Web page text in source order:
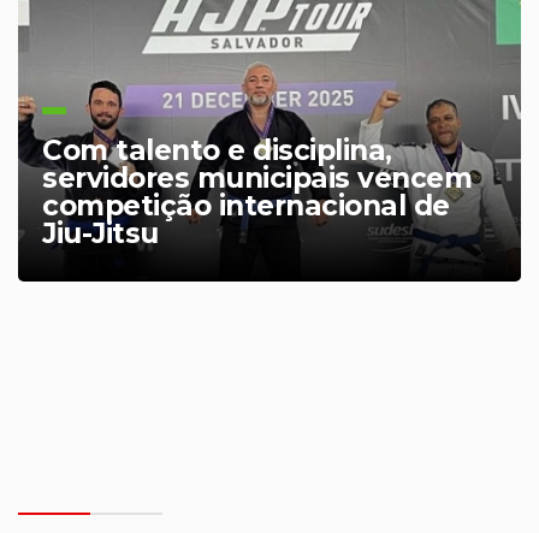
Com talento e disciplina,
servidores municipais vencem
competição internacional de
Jiu-Jitsu